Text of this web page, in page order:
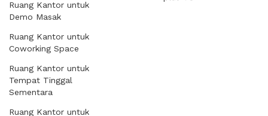
Ruang Kantor untuk
Demo Masak
Ruang Kantor untuk
Coworking Space
Ruang Kantor untuk
Tempat Tinggal
Sementara
Ruang Kantor untuk